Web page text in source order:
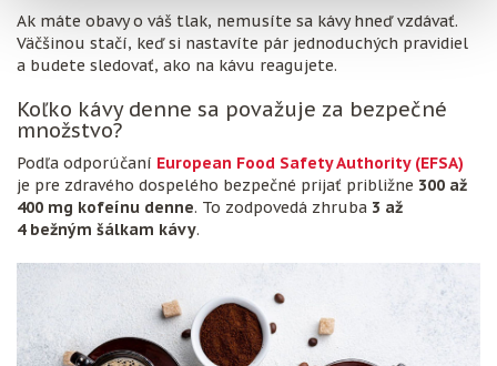
Ak máte obavy o váš tlak, nemusíte sa kávy hneď vzdávať.
Väčšinou stačí, keď si nastavíte pár jednoduchých pravidiel
a budete sledovať, ako na kávu reagujete.
Koľko kávy denne sa považuje za bezpečné
množstvo?
Podľa odporúčaní European Food Safety Authority (EFSA)
je pre zdravého dospelého bezpečné prijať približne 300 až
400 mg kofeínu denne. To zodpovedá zhruba 3 až
4 bežným šálkam kávy.